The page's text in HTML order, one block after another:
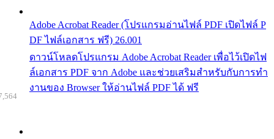
Adobe Acrobat Reader (โปรแกรมอ่านไฟล์ PDF เปิดไฟล์ P
DF ไฟล์เอกสาร ฟรี) 26.001
ดาวน์โหลดโปรแกรม Adobe Acrobat Reader เพื่อไว้เปิดไฟ
ล์เอกสาร PDF จาก Adobe และช่วยเสริมสำหรับกับการทำ
งานของ Browser ให้อ่านไฟล์ PDF ได้ ฟรี